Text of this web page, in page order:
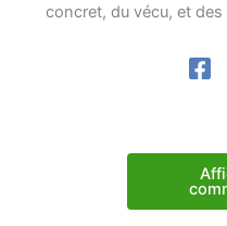
concret, du vécu, et